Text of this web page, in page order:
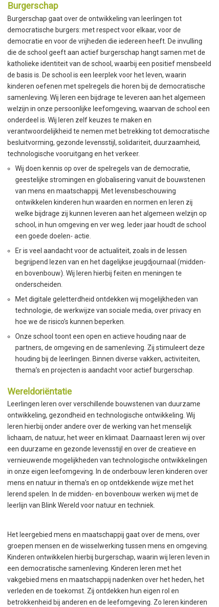
Burgerschap
Burgerschap gaat over de ontwikkeling van leerlingen tot
democratische burgers: met respect voor elkaar, voor de
democratie en voor de vrijheden die iedereen heeft. De invulling
die de school geeft aan actief burgerschap hangt samen met de
katholieke identiteit van de school, waarbij een positief mensbeeld
de basis is. De school is een leerplek voor het leven, waarin
kinderen oefenen met spelregels die horen bij de democratische
samenleving. Wij leren een bijdrage te leveren aan het algemeen
welzijn in onze persoonlijke leefomgeving, waarvan de school een
onderdeel is. Wij leren zelf keuzes te maken en
verantwoordelijkheid te nemen met betrekking tot democratische
besluitvorming, gezonde levensstijl, solidariteit, duurzaamheid,
technologische vooruitgang en het verkeer.
Wij doen kennis op over de spelregels van de democratie,
geestelijke stromingen en globalisering vanuit de bouwstenen
van mens en maatschappij. Met levensbeschouwing
ontwikkelen kinderen hun waarden en normen en leren zij
welke bijdrage zij kunnen leveren aan het algemeen welzijn op
school, in hun omgeving en ver weg. Ieder jaar houdt de school
een goede doelen- actie.
Er is veel aandacht voor de actualiteit, zoals in de lessen
begrijpend lezen van en het dagelijkse jeugdjournaal (midden-
en bovenbouw). Wij leren hierbij feiten en meningen te
onderscheiden.
Met digitale geletterdheid ontdekken wij mogelijkheden van
technologie, de werkwijze van sociale media, over privacy en
hoe we de risico’s kunnen beperken.
Onze school toont een open en actieve houding naar de
partners, de omgeving en de samenleving. Zij stimuleert deze
houding bij de leerlingen. Binnen diverse vakken, activiteiten,
thema’s en projecten is aandacht voor actief burgerschap.
Wereldoriëntatie
Leerlingen leren over verschillende bouwstenen van duurzame
ontwikkeling, gezondheid en technologische ontwikkeling. Wij
leren hierbij onder andere over de werking van het menselijk
lichaam, de natuur, het weer en klimaat. Daarnaast leren wij over
een duurzame en gezonde levensstijl en over de creatieve en
vernieuwende mogelijkheden van technologische ontwikkelingen
in onze eigen leefomgeving. In de onderbouw leren kinderen over
mens en natuur in thema’s en op ontdekkende wijze met het
lerend spelen. In de midden- en bovenbouw werken wij met de
leerlijn van Blink Wereld voor natuur en techniek.
Het leergebied mens en maatschappij gaat over de mens, over
groepen mensen en de wisselwerking tussen mens en omgeving.
Kinderen ontwikkelen hierbij burgerschap, waarin wij leren leven in
een democratische samenleving. Kinderen leren met het
vakgebied mens en maatschappij nadenken over het heden, het
verleden en de toekomst. Zij ontdekken hun eigen rol en
betrokkenheid bij anderen en de leefomgeving. Zo leren kinderen